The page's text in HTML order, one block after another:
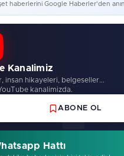
haberlerini Google Haberler'den
Kanalimiz
insan hikayeleri, belgeseller...
kanalimizda.
ABONE OL
Hattı